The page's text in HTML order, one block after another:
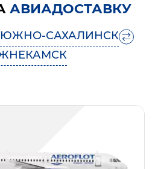
АВИАДОСТАВКУ
ЮЖНО-САХАЛИНСК